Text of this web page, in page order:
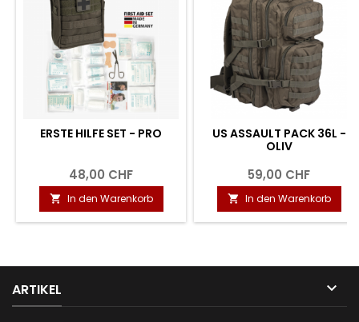
ERSTE HILFE SET - PRO
48,00 CHF
 In den Warenkorb
US ASSAULT PACK 36L -
OLIV
59,00 CHF
 In den Warenkorb
ARTIKEL 